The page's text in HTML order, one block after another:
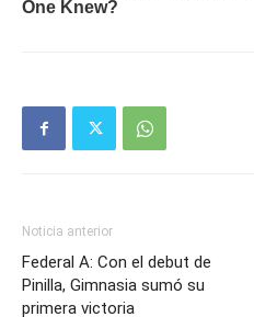
Noticia anterior
Federal A: Con el debut de
Pinilla, Gimnasia sumó su
primera victoria